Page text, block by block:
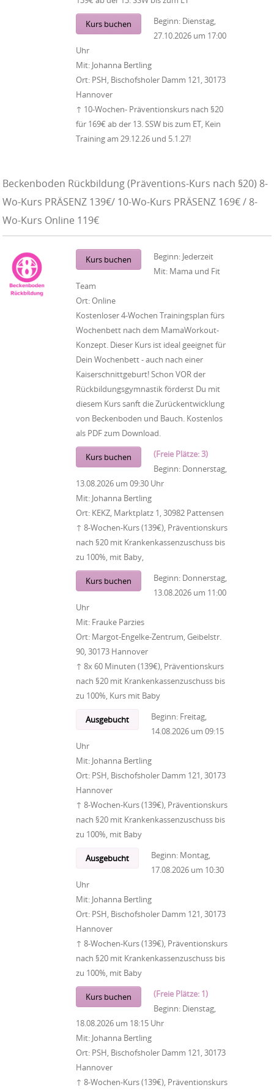
Kurs buchen Beginn: Dienstag,
27.10.2026 um 17:00
Uhr
Mit: Johanna Bertling
Ort: PSH, Bischofsholer Damm 121, 30173
Hannover
↑ 10-Wochen- Präventionskurs nach §20
für 169€ ab der 13. SSW bis zum ET, Kein
Training am 29.12.26 und 5.1.27!
Beckenboden Rückbildung (Präventions-Kurs nach §20) 8-
Wo-Kurs PRÄSENZ 139€/ 10-Wo-Kurs PRÄSENZ 169€ / 8-
Wo-Kurs Online 119€
Kurs buchen Beginn: Jederzeit
Mit: Mama und Fit
Team
Ort:Online
Kostenloser 4-Wochen Trainingsplan fürs
Wochenbett nach dem MamaWorkout-
Konzept. Dieser Kurs ist ideal geeignet für
Dein Wochenbett - auch nach einer
Kaiserschnittgeburt! Schon VOR der
Rückbildungsgymnastik förderst Du mit
diesem Kurs sanft die Zurückentwicklung
von Beckenboden und Bauch. Kostenlos
als PDF zum Download.
Kurs buchen
(Freie Plätze: 3)
Beginn: Donnerstag,
13.08.2026 um 09:30 Uhr
Mit: Johanna Bertling
Ort: KEKZ, Marktplatz 1, 30982 Pattensen
↑ 8-Wochen-Kurs (139€), Präventionskurs
nach §20 mit Krankenkassenzuschuss bis
zu 100%, mit Baby,
Kurs buchen Beginn: Donnerstag,
13.08.2026 um 11:00
Uhr
Mit: Frauke Parzies
Ort: Margot-Engelke-Zentrum, Geibelstr.
90, 30173 Hannover
↑ 8x 60 Minuten (139€), Präventionskurs
nach §20 mit Krankenkassenzuschuss bis
zu 100%, Kurs mit Baby
Ausgebucht Beginn: Freitag,
14.08.2026 um 09:15
Uhr
Mit: Johanna Bertling
Ort: PSH, Bischofsholer Damm 121, 30173
Hannover
↑ 8-Wochen-Kurs (139€), Präventionskurs
nach §20 mit Krankenkassenzuschuss bis
zu 100%, mit Baby
Ausgebucht Beginn: Montag,
17.08.2026 um 10:30
Uhr
Mit: Johanna Bertling
Ort: PSH, Bischofsholer Damm 121, 30173
Hannover
↑ 8-Wochen-Kurs (139€), Präventionskurs
nach §20 mit Krankenkassenzuschuss bis
zu 100%, mit Baby
Kurs buchen
(Freie Plätze: 1)
Beginn: Dienstag,
18.08.2026 um 18:15 Uhr
Mit: Johanna Bertling
Ort: PSH, Bischofsholer Damm 121, 30173
Hannover
↑ 8-Wochen-Kurs (139€), Präventionskurs